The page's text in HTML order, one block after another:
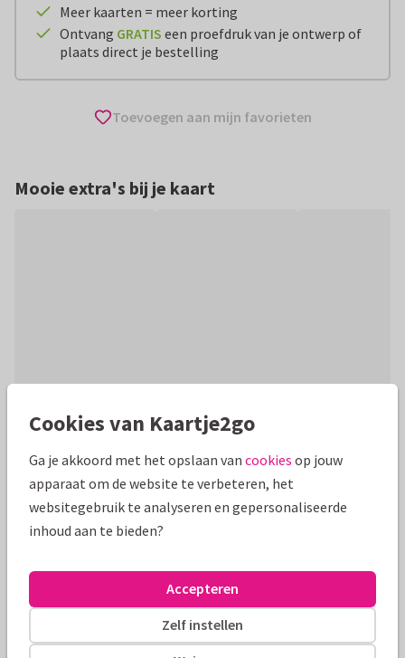
Meer kaarten = meer korting
Ontvang GRATIS een proefdruk van je ontwerp of
plaats direct je bestelling
Toevoegen aan mijn favorieten
Mooie extra's bij je kaart
Productinformatie
Trendy kaart om een werknemer te bedanken voor alles en
veel succes te wensen met een nieuwe uitdaging!
Geïllustreerd vaandel met goudlook accenten.
Renee geeft vorm
Formaten en tarieven
Cookies van Kaartje2go
Ga je akkoord met het opslaan van cookies op jouw
apparaat om de website te verbeteren, het
websitegebruik te analyseren en gepersonaliseerde
inhoud aan te bieden?
Zelf instellen
Accepteren